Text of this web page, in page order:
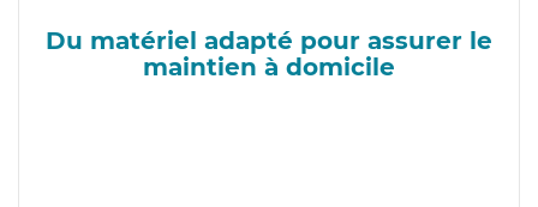
Du matériel adapté pour assurer le
maintien à domicile